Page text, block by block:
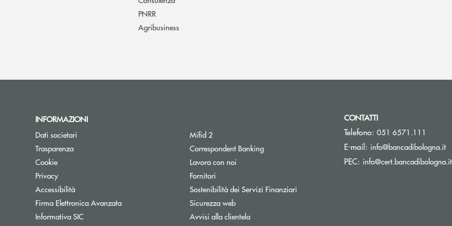
PNRR
Agribusiness
INFORMAZIONI
Dati societari
Trasparenza
Cookie
Privacy
Accessibilità
Firma Elettronica Avanzata
Informativa SIC
Mifid 2
Correspondent Banking
Lavora con noi
Fornitori
Sostenibilità dei Servizi Finanziari
Sicurezza web
Avvisi alla clientela
CONTATTI
Telefono: 051 6571.111
E-mail: info@bancadibologna.it
PEC: info@cert.bancadibologna.it